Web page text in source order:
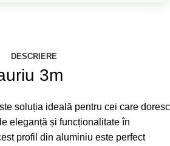
DESCRIERE
3m
soluția ideală pentru cei care doresc
eleganță și funcționalitate în
profil din aluminiu este perfect